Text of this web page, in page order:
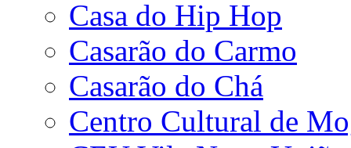
Casa do Hip Hop
Casarão do Carmo
Casarão do Chá
Centro Cultural de